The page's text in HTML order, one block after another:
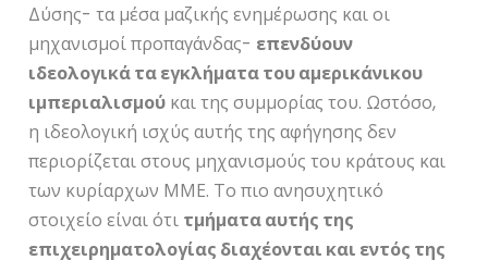
Δύσης- τα μέσα μαζικής ενημέρωσης και οι
μηχανισμοί προπαγάνδας- επενδύουν
ιδεολογικά τα εγκλήματα του αμερικάνικου
ιμπεριαλισμού και της συμμορίας του. Ωστόσο,
η ιδεολογική ισχύς αυτής της αφήγησης δεν
περιορίζεται στους μηχανισμούς του κράτους και
των κυρίαρχων ΜΜΕ. Το πιο ανησυχητικό
στοιχείο είναι ότι τμήματα αυτής της
επιχειρηματολογίας διαχέονται και εντός της